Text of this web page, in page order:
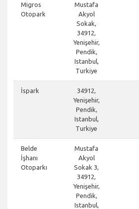
Migros
Otopark
Mustafa
Akyol
Sokak,
34912,
Yenişehir,
Pendik,
Istanbul,
Turkiye
İspark
34912,
Yenişehir,
Pendik,
Istanbul,
Turkiye
Belde
İşhanı
Otoparkı
Mustafa
Akyol
Sokak 3,
34912,
Yenişehir,
Pendik,
Istanbul,